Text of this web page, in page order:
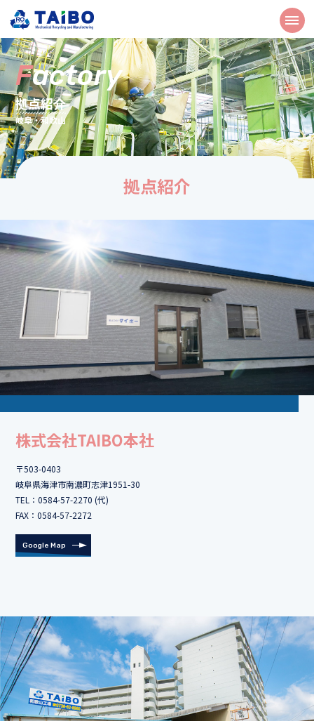
Factory
拠点紹介
岐阜・和歌山
拠点紹介
株式会社TAIBO本社
〒503-0403
岐阜県海津市南濃町志津1951-30
TEL：0584-57-2270 (代)
FAX：0584-57-2272
Google Map